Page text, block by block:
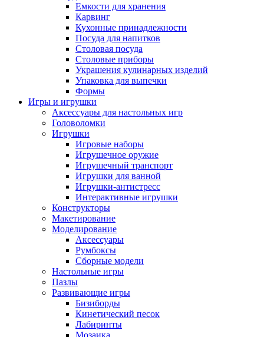
Емкости для хранения
Карвинг
Кухонные принадлежности
Посуда для напитков
Столовая посуда
Столовые приборы
Украшения кулинарных изделий
Упаковка для выпечки
Формы
Игры и игрушки
Аксессуары для настольных игр
Головоломки
Игрушки
Игровые наборы
Игрушечное оружие
Игрушечный транспорт
Игрушки для ванной
Игрушки-антистресс
Интерактивные игрушки
Конструкторы
Макетирование
Моделирование
Аксессуары
Румбоксы
Сборные модели
Настольные игры
Пазлы
Развивающие игры
Бизиборды
Кинетический песок
Лабиринты
Мозаика